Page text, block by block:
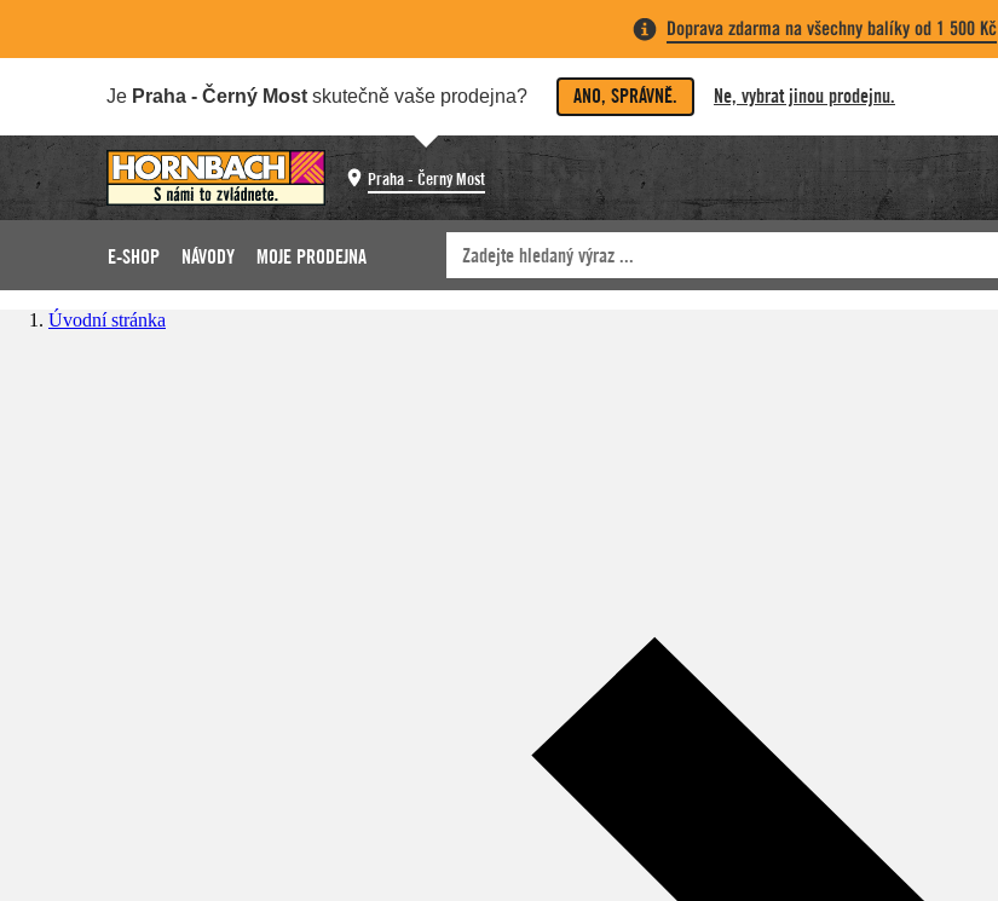
Doprava zdarma na všechny balíky od 1 500 Kč
Je Praha - Černý Most skutečně vaše prodejna? ANO, SPRÁVNĚ. Ne, vybrat jinou prodejnu.
Praha - Černý Most
E-SHOP NÁVODY MOJE PRODEJNA
Úvodní stránka